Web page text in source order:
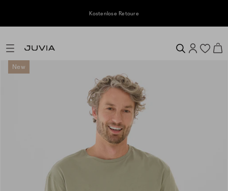
Kostenlose Retoure
New